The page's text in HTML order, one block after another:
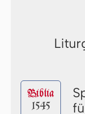
Biblia
1545